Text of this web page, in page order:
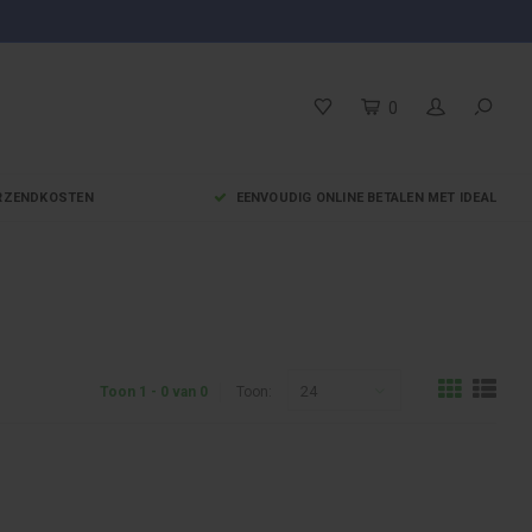
0
EENVOUDIG ONLINE BETALEN MET IDEAL
Toon 1 - 0 van 0 Toon: 24